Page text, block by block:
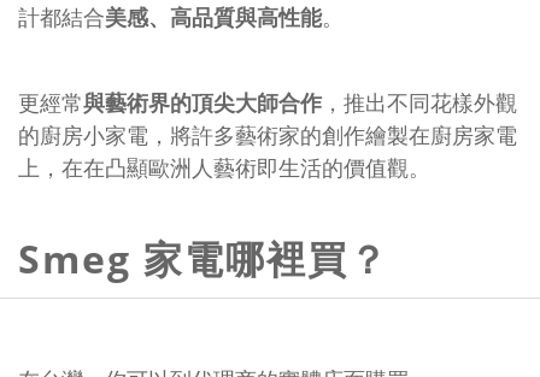
計都結合美感、高品質與高性能。
更經常與藝術界的頂尖大師合作 ，推出不同花樣外觀
的廚房小家電，將許多藝術家的創作繪製在廚房家電
上，在在凸顯歐洲人藝術即生活的價值觀。
Smeg 家電哪裡買？